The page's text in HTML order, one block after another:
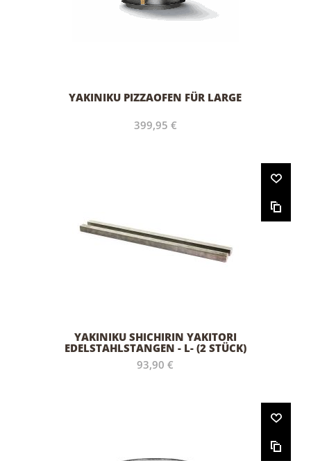
YAKINIKU PIZZAOFEN FÜR LARGE
399,95 €
YAKINIKU SHICHIRIN YAKITORI
EDELSTAHLSTANGEN - L- (2 STÜCK)
93,90 €